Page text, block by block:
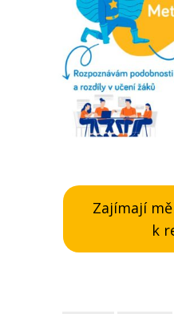
Zajímají
k